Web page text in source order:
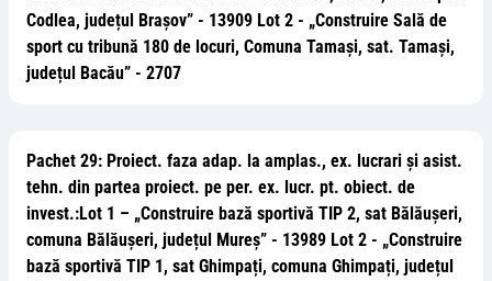
Codlea, județul Brașov” - 13909 Lot 2 - „Construire Sală de
sport cu tribună 180 de locuri, Comuna Tamași, sat. Tamași,
județul Bacău” - 2707
Pachet 29: Proiect. faza adap. la amplas., ex. lucrari și asist.
tehn. din partea proiect. pe per. ex. lucr. pt. obiect. de
invest.:Lot 1 – „Construire bază sportivă TIP 2, sat Bălăușeri,
comuna Bălăușeri, județul Mureș” - 13989 Lot 2 - „Construire
bază sportivă TIP 1, sat Ghimpați, comuna Ghimpați, județul